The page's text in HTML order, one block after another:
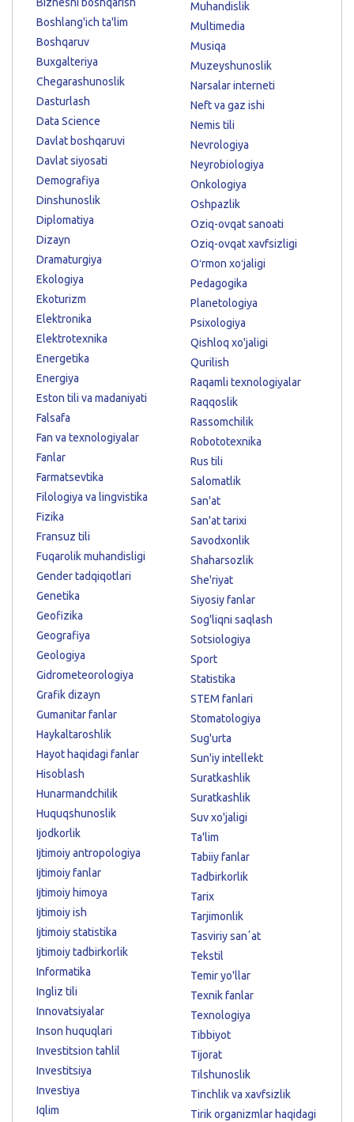
Boshlang'ich ta'lim
Boshqaruv
Buxgalteriya
Chegarashunoslik
Dasturlash
Data Science
Davlat boshqaruvi
Davlat siyosati
Demografiya
Dinshunoslik
Diplomatiya
Dizayn
Dramaturgiya
Ekologiya
Ekoturizm
Elektronika
Elektrotexnika
Energetika
Energiya
Eston tili va madaniyati
Falsafa
Fan va texnologiyalar
Fanlar
Farmatsevtika
Filologiya va lingvistika
Fizika
Fransuz tili
Fuqarolik muhandisligi
Gender tadqiqotlari
Genetika
Geofizika
Geografiya
Geologiya
Gidrometeorologiya
Grafik dizayn
Gumanitar fanlar
Haykaltaroshlik
Hayot haqidagi fanlar
Hisoblash
Hunarmandchilik
Huquqshunoslik
Ijodkorlik
Ijtimoiy antropologiya
Ijtimoiy fanlar
Ijtimoiy himoya
Ijtimoiy ish
Ijtimoiy statistika
Ijtimoiy tadbirkorlik
Informatika
Ingliz tili
Innovatsiyalar
Inson huquqlari
Investitsion tahlil
Investitsiya
Investiya
Iqlim
Muhandislik
Multimedia
Musiqa
Muzeyshunoslik
Narsalar interneti
Neft va gaz ishi
Nemis tili
Nevrologiya
Neyrobiologiya
Onkologiya
Oshpazlik
Oziq-ovqat sanoati
Oziq-ovqat xavfsizligi
Oʻrmon xoʻjaligi
Pedagogika
Planetologiya
Psixologiya
Qishloq xo'jaligi
Qurilish
Raqamli texnologiyalar
Raqqoslik
Rassomchilik
Robototexnika
Rus tili
Salomatlik
San'at
San'at tarixi
Savodxonlik
Shaharsozlik
She'riyat
Siyosiy fanlar
Sog'liqni saqlash
Sotsiologiya
Sport
Statistika
STEM fanlari
Stomatologiya
Sug'urta
Sun'iy intellekt
Suratkashlik
Suratkashlik
Suv xo'jaligi
Ta'lim
Tabiiy fanlar
Tadbirkorlik
Tarix
Tarjimonlik
Tasviriy sanʼat
Tekstil
Temir yo'llar
Texnik fanlar
Texnologiya
Tibbiyot
Tijorat
Tilshunoslik
Tinchlik va xavfsizlik
Tirik organizmlar haqidagi